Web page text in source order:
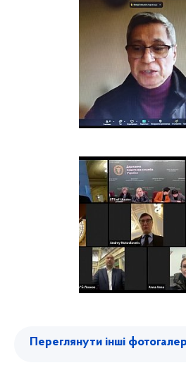
Переглянути інші